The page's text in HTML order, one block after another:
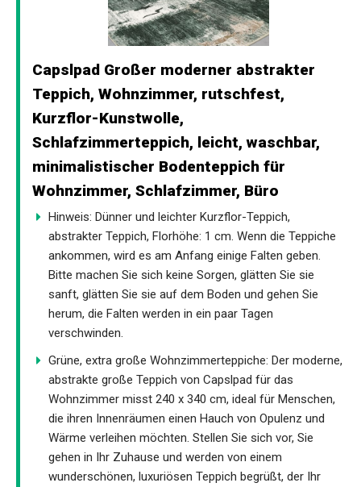
Capslpad Großer moderner abstrakter
Teppich, Wohnzimmer, rutschfest,
Kurzflor-Kunstwolle,
Schlafzimmerteppich, leicht, waschbar,
minimalistischer Bodenteppich für
Wohnzimmer, Schlafzimmer, Büro
Hinweis: Dünner und leichter Kurzflor-Teppich,
abstrakter Teppich, Florhöhe: 1 cm. Wenn die Teppiche
ankommen, wird es am Anfang einige Falten geben.
Bitte machen Sie sich keine Sorgen, glätten Sie sie
sanft, glätten Sie sie auf dem Boden und gehen Sie
herum, die Falten werden in ein paar Tagen
verschwinden.
Grüne, extra große Wohnzimmerteppiche: Der moderne,
abstrakte große Teppich von Capslpad für das
Wohnzimmer misst 240 x 340 cm, ideal für Menschen,
die ihren Innenräumen einen Hauch von Opulenz und
Wärme verleihen möchten. Stellen Sie sich vor, Sie
gehen in Ihr Zuhause und werden von einem
wunderschönen, luxuriösen Teppich begrüßt, der Ihr